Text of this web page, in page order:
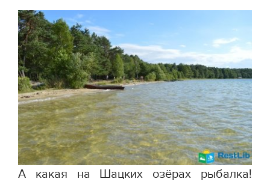
А какая на Шацких озёрах рыбалка!